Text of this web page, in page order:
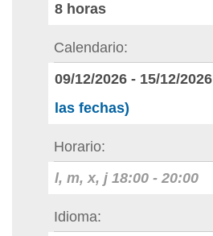
8 horas
Calendario
09/12/2026 - 15/12/2026
las fechas)
Horario
l, m, x, j 18:00 - 20:00
Idioma